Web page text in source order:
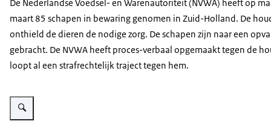
De Nederlandse Voedsel- en Warenautoriteit (NVWA) heeft op
maart 85 schapen in bewaring genomen in Zuid-Holland. De
onthield de dieren de nodige zorg. De schapen zijn naar een
gebracht. De NVWA heeft proces-verbaal opgemaakt tegen de
loopt al een strafrechtelijk traject tegen hem.
Vergroot afbeelding Vijf schapen in een stal met stro en metalen hekken